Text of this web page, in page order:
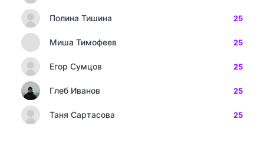
Полина Тишина 25
Миша Тимофеев 25
Егор Сумцов 25
Глеб Иванов 25
Таня Сартасова 25